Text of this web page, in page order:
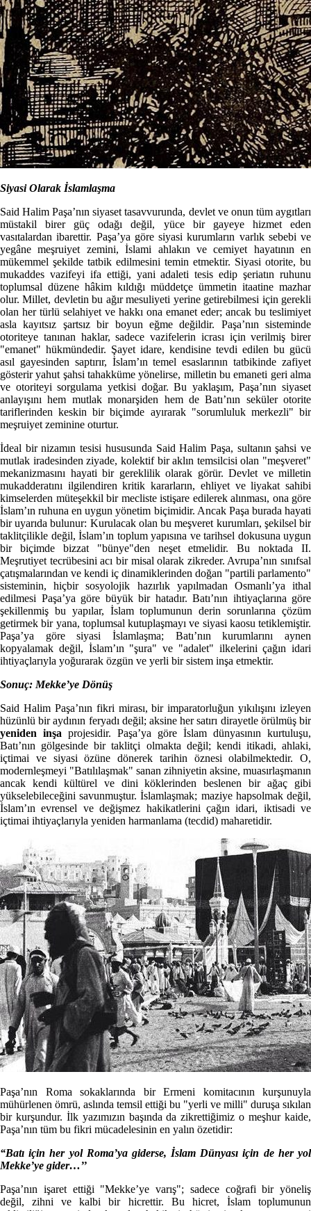
Siyasi Olarak İslamlaşma
Said Halim Paşa’nın siyaset tasavvurunda, devlet ve onun tüm aygıtları
müstakil birer güç odağı değil, yüce bir gayeye hizmet eden
vasıtalardan ibarettir. Paşa’ya göre siyasi kurumların varlık sebebi ve
yegâne meşruiyet zemini, İslami ahlakın ve cemiyet hayatının en
mükemmel şekilde tatbik edilmesini temin etmektir. Siyasi otorite, bu
mukaddes vazifeyi ifa ettiği, yani adaleti tesis edip şeriatın ruhunu
toplumsal düzene hâkim kıldığı müddetçe ümmetin itaatine mazhar
olur. Millet, devletin bu ağır mesuliyeti yerine getirebilmesi için gerekli
olan her türlü selahiyet ve hakkı ona emanet eder; ancak bu teslimiyet
asla kayıtsız şartsız bir boyun eğme değildir. Paşa’nın sisteminde
otoriteye tanınan haklar, sadece vazifelerin icrası için verilmiş birer
"emanet" hükmündedir. Şayet idare, kendisine tevdi edilen bu gücü
asıl gayesinden saptırır, İslam’ın temel esaslarının tatbikinde zafiyet
gösterir yahut şahsi tahakküme yönelirse, milletin bu emaneti geri alma
ve otoriteyi sorgulama yetkisi doğar. Bu yaklaşım, Paşa’nın siyaset
anlayışını hem mutlak monarşiden hem de Batı’nın seküler otorite
tariflerinden keskin bir biçimde ayırarak "sorumluluk merkezli" bir
meşruiyet zeminine oturtur.
İdeal bir nizamın tesisi hususunda Said Halim Paşa, sultanın şahsi ve
mutlak iradesinden ziyade, kolektif bir aklın temsilcisi olan "meşveret"
mekanizmasını hayati bir gereklilik olarak görür. Devlet ve milletin
mukadderatını ilgilendiren kritik kararların, ehliyet ve liyakat sahibi
kimselerden müteşekkil bir mecliste istişare edilerek alınması, ona göre
İslam’ın ruhuna en uygun yönetim biçimidir. Ancak Paşa burada hayati
bir uyarıda bulunur: Kurulacak olan bu meşveret kurumları, şekilsel bir
taklitçilikle değil, İslam’ın toplum yapısına ve tarihsel dokusuna uygun
bir biçimde bizzat "bünye"den neşet etmelidir. Bu noktada II.
Meşrutiyet tecrübesini acı bir misal olarak zikreder. Avrupa’nın sınıfsal
çatışmalarından ve kendi iç dinamiklerinden doğan "partili parlamento"
sisteminin, hiçbir sosyolojik hazırlık yapılmadan Osmanlı’ya ithal
edilmesi Paşa’ya göre büyük bir hatadır. Batı’nın ihtiyaçlarına göre
şekillenmiş bu yapılar, İslam toplumunun derin sorunlarına çözüm
getirmek bir yana, toplumsal kutuplaşmayı ve siyasi kaosu tetiklemiştir.
Paşa’ya göre siyasi İslamlaşma; Batı’nın kurumlarını aynen
kopyalamak değil, İslam’ın "şura" ve "adalet" ilkelerini çağın idari
ihtiyaçlarıyla yoğurarak özgün ve yerli bir sistem inşa etmektir.
Sonuç: Mekke’ye Dönüş
Said Halim Paşa’nın fikri mirası, bir imparatorluğun yıkılışını izleyen
hüzünlü bir aydının feryadı değil; aksine her satırı dirayetle örülmüş bir
yeniden inşa projesidir. Paşa’ya göre İslam dünyasının kurtuluşu,
Batı’nın gölgesinde bir taklitçi olmakta değil; kendi itikadi, ahlaki,
içtimai ve siyasi özüne dönerek tarihin öznesi olabilmektedir. O,
modernleşmeyi "Batılılaşmak" sanan zihniyetin aksine, muasırlaşmanın
ancak kendi kültürel ve dini köklerinden beslenen bir ağaç gibi
yükselebileceğini savunmuştur. İslamlaşmak; maziye hapsolmak değil,
İslam’ın evrensel ve değişmez hakikatlerini çağın idari, iktisadi ve
içtimai ihtiyaçlarıyla yeniden harmanlama (tecdid) maharetidir.
Paşa’nın Roma sokaklarında bir Ermeni komitacının kurşunuyla
mühürlenen ömrü, aslında temsil ettiği bu "yerli ve milli" duruşa sıkılan
bir kurşundur. İlk yazımızın başında da zikrettiğimiz o meşhur kaide,
Paşa’nın tüm bu fikri mücadelesinin en yalın özetidir:
“Batı için her yol Roma’ya giderse, İslam Dünyası için de her yol
Mekke’ye gider…’’
Paşa’nın işaret ettiği "Mekke’ye varış"; sadece coğrafi bir yöneliş
değil, zihni ve kalbi bir hicrettir. Bu hicret, İslam toplumunun